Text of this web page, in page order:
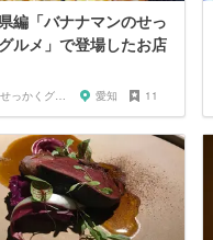
編「バナナマンのせっ
ルメ」で登場したお店
🍌せっかくグルメまにあ🍌 愛知 11